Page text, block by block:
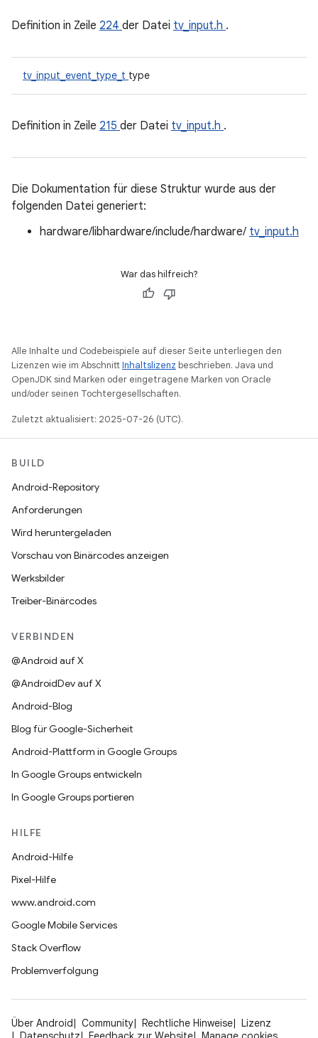
Definition in Zeile 224 der Datei tv_input.h .
tv_input_event_type_t type
Definition in Zeile 215 der Datei tv_input.h .
Die Dokumentation für diese Struktur wurde aus der
folgenden Datei generiert:
hardware/libhardware/include/hardware/ tv_input.h
War das hilfreich?
Alle Inhalte und Codebeispiele auf dieser Seite unterliegen den
Lizenzen wie im AbschnittInhaltslizenz beschrieben. Java und
OpenJDK sind Marken oder eingetragene Marken von Oracle
und/oder seinen Tochtergesellschaften.
Zuletzt aktualisiert: 2025-07-26 (UTC).
BUILD
Android-Repository
Anforderungen
Wird heruntergeladen
Vorschau von Binärcodes anzeigen
Werksbilder
Treiber-Binärcodes
VERBINDEN
@Android auf X
@AndroidDev auf X
Android-Blog
Blog für Google-Sicherheit
Android-Plattform in Google Groups
In Google Groups entwickeln
In Google Groups portieren
HILFE
Android-Hilfe
Pixel-Hilfe
www.android.com
Google Mobile Services
Stack Overflow
Problemverfolgung
Über Android Community Rechtliche Hinweise
Lizenz